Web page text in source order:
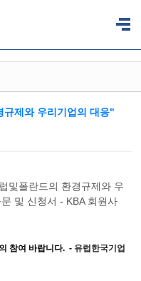
규제와 우리기업의 대응"
참여 바랍니다. - 유럽한국기업